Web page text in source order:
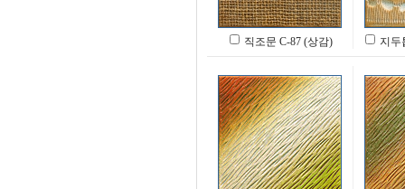
직조문 C-87 (상감) 지두